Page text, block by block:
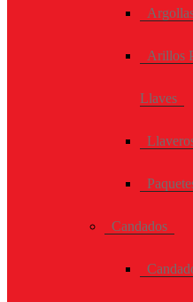
Arillos
Llaves
Candados